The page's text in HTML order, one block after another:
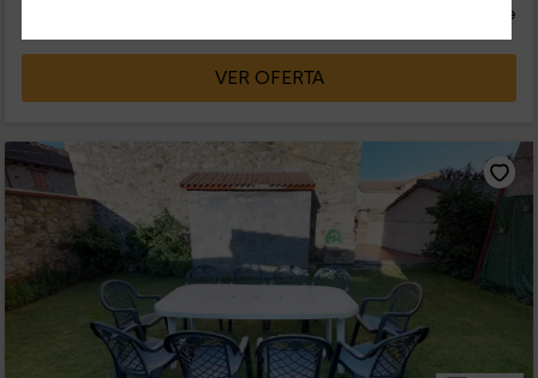
persona y noche
VER OFERTA